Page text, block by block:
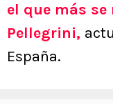
el que más se
Pellegrini,
España.